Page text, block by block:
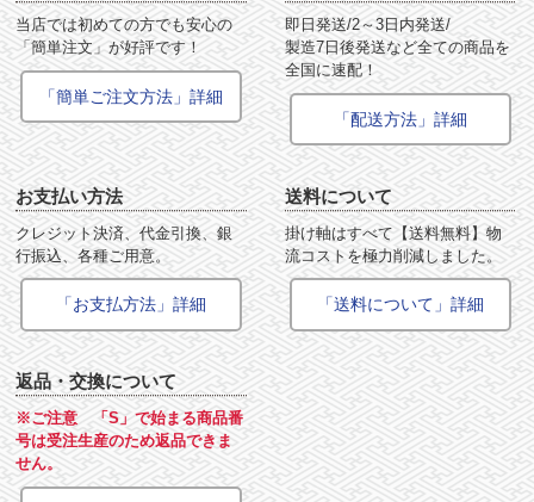
当店では初めての方でも安心の
「簡単注文」が好評です！
「簡単ご注文方法」詳細
即日発送/2～3日内発送/
製造7日後発送など全ての商品を
全国に速配！
「配送方法」詳細
お支払い方法
クレジット決済、代金引換、銀
行振込、各種ご用意。
「お支払方法」詳細
送料について
掛け軸はすべて【送料無料】物
流コストを極力削減しました。
「送料について」詳細
返品・交換について
※ご注意 「S」で始まる商品番
号は受注生産のため返品できま
せん。